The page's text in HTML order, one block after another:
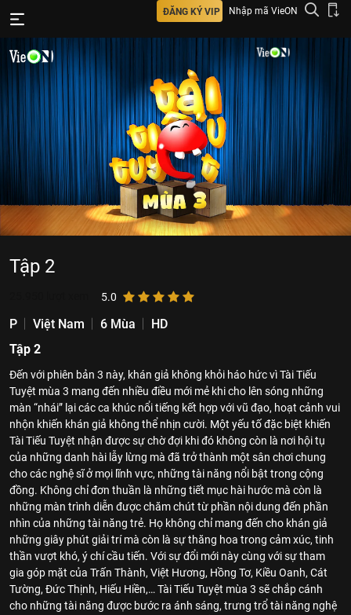
ĐĂNG KÝ VIP Nhập mã VieON
Tập 2
5.0
P Việt Nam 6 Mùa
HD
Tập 2
Đến với phiên bản 3 này, khán giả không khỏi háo hức vì Tài Tiếu
Tuyệt mùa 3 mang đến nhiều điều mới mẻ khi cho lên sóng những
màn “nhái” lại các ca khúc nổi tiếng kết hợp với vũ đạo, hoạt cảnh vui
nhộn khiến khán giả không thể nhịn cười. Một yếu tố đặc biệt khiến
Tài Tiếu Tuyệt nhận được sự chờ đợi khi đó không còn là nơi hội tụ
của những danh hài lẫy lừng mà đã trở thành một sân chơi chung
cho các nghệ sĩ ở mọi lĩnh vực, những tài năng nổi bật trong cộng
đồng. Không chỉ đơn thuần là những tiết mục hài hước mà còn là
những màn trình diễn được chăm chút từ phần nội dung đến phần
nhìn của những tài năng trẻ. Họ không chỉ mang đến cho khán giả
những giây phút giải trí mà còn là sự thăng hoa trong cảm xúc, tinh
thần vượt khó, ý chí cầu tiến. Với sự đổi mới này cùng với sự tham
gia góp mặt của Trấn Thành, Việt Hương, Hồng Tơ, Kiều Oanh, Cát
Tường, Đức Thịnh, Hiếu Hiền,… Tài Tiếu Tuyệt mùa 3 sẽ chắp cánh
cho những tài năng được bước ra ánh sáng, trưng trổ tài năng nghệ